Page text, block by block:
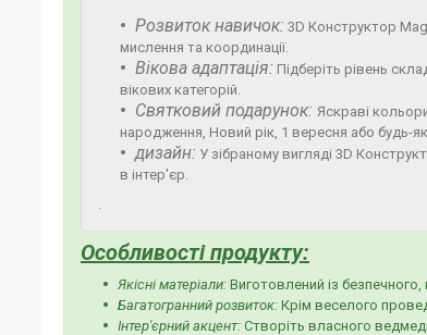
Розвиток навичок: 3D Конструктор
мислення та координації.
Вікова адаптація: Підберіть рівень
вікових категорій.
Святковий подарунок: Яскраві
народження, Новий рік, 1 вересня або будь-
дизайн: У зібраному вигляді 3D
в інтер'єр.
Особливості продукту:
Якісні матеріали: Виготовлений із безпечного,
Багатогранний розвиток: Крім веселого
Інтер'єрний акцент: Створіть власного